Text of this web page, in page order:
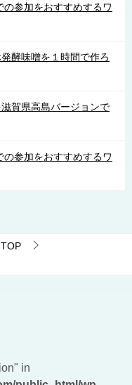
参加をおすすめするワ
酵味噌を１時間で作ろ
賀県高島バージョンで
参加をおすすめするワ
TOP
in